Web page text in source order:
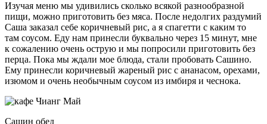
Изучая меню мы удивились сколько всякой разнообразной
пищи, можно приготовить без мяса. После недолгих раздумий
Саша заказал себе коричневый рис, а я спагетти с каким то
там соусом. Еду нам принесли буквально через 15 минут, мне
к сожалению очень острую и мы попросили приготовить без
перца. Пока мы ждали мое блюда, стали пробовать Сашино.
Ему принесли коричневый жареный рис с ананасом, орехами,
изюмом и очень необычным соусом из имбиря и чеснока.
Сашин обед